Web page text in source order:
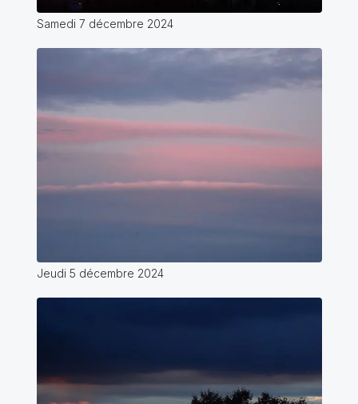
Samedi 7 décembre 2024
Jeudi 5 décembre 2024